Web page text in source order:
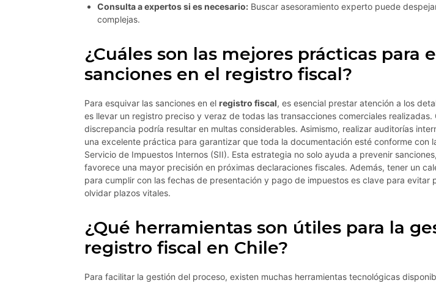
Consulta a expertos si es necesario: Buscar asesoramiento experto puede
complejas.
¿Cuáles son las mejores prácticas para
sanciones en el registro fiscal?
Para esquivar las sanciones en el registro fiscal, es esencial prestar atención a los
es llevar un registro preciso y veraz de todas las transacciones comerciales realizadas.
discrepancia podría resultar en multas considerables. Asimismo, realizar auditorías
una excelente práctica para garantizar que toda la documentación esté conforme con
Servicio de Impuestos Internos (SII). Esta estrategia no solo ayuda a prevenir
favorece una mayor precisión en próximas declaraciones fiscales. Además, tener un
para cumplir con las fechas de presentación y pago de impuestos es clave para evitar
olvidar plazos vitales.
¿Qué herramientas son útiles para la
registro fiscal en Chile?
Para facilitar la gestión del proceso, existen muchas herramientas tecnológicas